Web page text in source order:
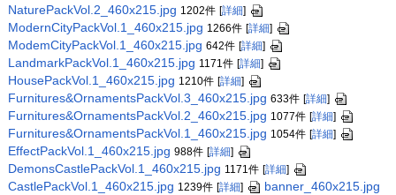
NaturePackVol.2_460x215.jpg 1202件 [詳細]
ModernCityPackVol.1_460x215.jpg 1266件 [詳細]
ModemCityPackVol.1_460x215.jpg 642件 [詳細]
LandmarkPackVol.1_460x215.jpg 1171件 [詳細]
HousePackVol.1_460x215.jpg 1210件 [詳細]
Furnitures&OrnamentsPackVol.3_460x215.jpg 633件 [詳細]
Furnitures&OrnamentsPackVol.2_460x215.jpg 1077件 [詳細]
Furnitures&OrnamentsPackVol.1_460x215.jpg 1054件 [詳細]
EffectPackVol.1_460x215.jpg 988件 [詳細]
DemonsCastlePackVol.1_460x215.jpg 1171件 [詳細]
CastlePackVol.1_460x215.jpg 1239件 [詳細] banner_460x215.jpg